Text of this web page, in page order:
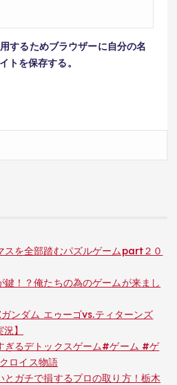
するためブラウザーに自分の名
トを保存する。
スを全部踏むパズルゲームpart２０
！？俺たちの為のゲームが来まし
ンダム エゥーゴvs.ティターンズ
】
ぎるデトックスゲーム#ゲーム #ゲ
ロイス物語
とガチで損するプロの取り方！栃木